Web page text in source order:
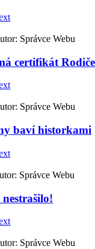
Správce Webu
certifikát
Správce Webu
baví historkami
Správce Webu
Správce Webu